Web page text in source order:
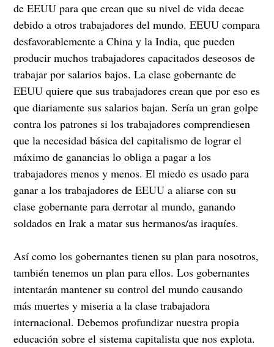
de EEUU para que crean que su nivel de vida decae
debido a otros trabajadores del mundo. EEUU compara
desfavorablemente a China y la India, que pueden
producir muchos trabajadores capacitados deseosos de
trabajar por salarios bajos. La clase gobernante de
EEUU quiere que sus trabajadores crean que por eso es
que diariamente sus salarios bajan. Sería un gran golpe
contra los patrones si los trabajadores comprendiesen
que la necesidad básica del capitalismo de lograr el
máximo de ganancias lo obliga a pagar a los
trabajadores menos y menos. El miedo es usado para
ganar a los trabajadores de EEUU a aliarse con su
clase gobernante para derrotar al mundo, ganando
soldados en Irak a matar sus hermanos/as iraquíes.
Así como los gobernantes tienen su plan para nosotros,
también tenemos un plan para ellos. Los gobernantes
intentarán mantener su control del mundo causando
más muertes y miseria a la clase trabajadora
internacional. Debemos profundizar nuestra propia
educación sobre el sistema capitalista que nos explota.